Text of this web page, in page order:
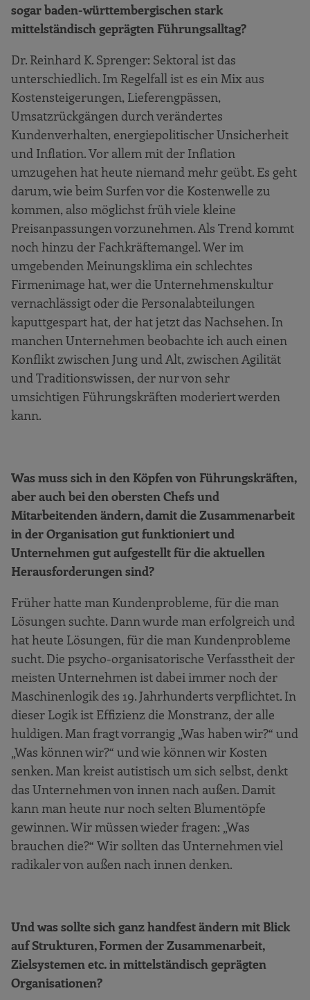
sogar baden-württembergischen stark
mittelständisch geprägten Führungsalltag?
Dr. Reinhard K. Sprenger: Sektoral ist das
unterschiedlich. Im Regelfall ist es ein Mix aus
Kostensteigerungen, Lieferengpässen,
Umsatzrückgängen durch verändertes
Kundenverhalten, energiepolitischer Unsicherheit
und Inflation. Vor allem mit der Inflation
umzugehen hat heute niemand mehr geübt. Es geht
darum, wie beim Surfen vor die Kostenwelle zu
kommen, also möglichst früh viele kleine
Preisanpassungen vorzunehmen. Als Trend kommt
noch hinzu der Fachkräftemangel. Wer im
umgebenden Meinungsklima ein schlechtes
Firmenimage hat, wer die Unternehmenskultur
vernachlässigt oder die Personalabteilungen
kaputtgespart hat, der hat jetzt das Nachsehen. In
manchen Unternehmen beobachte ich auch einen
Konflikt zwischen Jung und Alt, zwischen Agilität
und Traditionswissen, der nur von sehr
umsichtigen Führungskräften moderiert werden
kann.
Was muss sich in den Köpfen von Führungskräften,
aber auch bei den obersten Chefs und
Mitarbeitenden ändern, damit die Zusammenarbeit
in der Organisation gut funktioniert und
Unternehmen gut aufgestellt für die aktuellen
Herausforderungen sind?
Früher hatte man Kundenprobleme, für die man
Lösungen suchte. Dann wurde man erfolgreich und
hat heute Lösungen, für die man Kundenprobleme
sucht. Die psycho-organisatorische Verfasstheit der
meisten Unternehmen ist dabei immer noch der
Maschinenlogik des 19. Jahrhunderts verpflichtet. In
dieser Logik ist Effizienz die Monstranz, der alle
huldigen. Man fragt vorrangig „Was haben wir?“ und
„Was können wir?“ und wie können wir Kosten
senken. Man kreist autistisch um sich selbst, denkt
das Unternehmen von innen nach außen. Damit
kann man heute nur noch selten Blumentöpfe
gewinnen. Wir müssen wieder fragen: „Was
brauchen die?“ Wir sollten das Unternehmen viel
radikaler von außen nach innen denken.
Und was sollte sich ganz handfest ändern mit Blick
auf Strukturen, Formen der Zusammenarbeit,
Zielsystemen etc. in mittelständisch geprägten
Organisationen?